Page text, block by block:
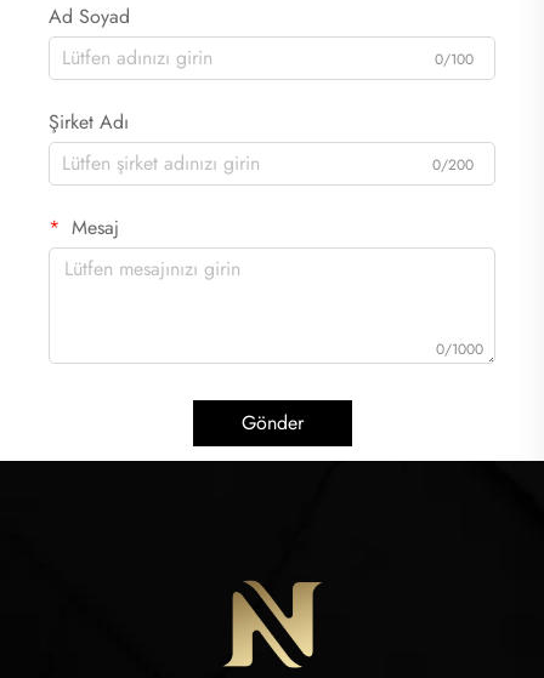
Ad Soyad
0/100
Şirket Adı
0/200
Mesaj
0/1000
Gönder